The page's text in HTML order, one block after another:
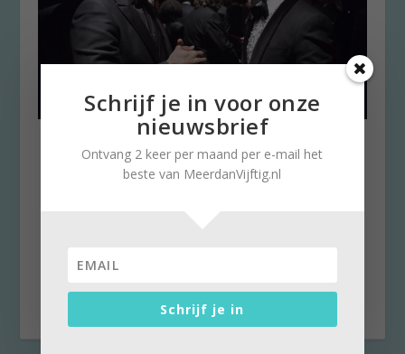
Na Oscars voor LaLaLand en
Moonlight, de prijs voor de
Beste Kijker!
dramedy-musicalfilm LaLaLand (VS, regie
Damien Chazelle)...
Schrijf je in voor onze
nieuwsbrief
Ontvang 2 keer per maand per e-mail het
beste van MeerdanVijftig.nl
Schrijf je in